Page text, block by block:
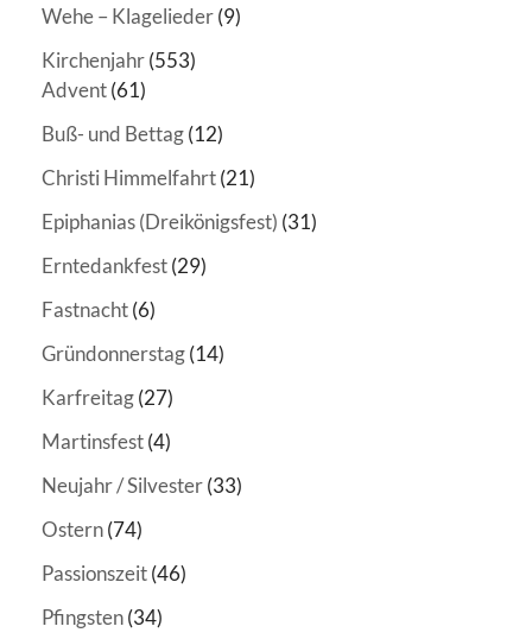
Wehe – Klagelieder(9)
Kirchenjahr(553)
Advent(61)
Buß- und Bettag(12)
Christi Himmelfahrt(21)
Epiphanias (Dreikönigsfest) (31)
Erntedankfest(29)
Fastnacht(6)
Gründonnerstag(14)
Karfreitag(27)
Martinsfest(4)
Neujahr / Silvester(33)
Ostern(74)
Passionszeit(46)
Pfingsten(34)